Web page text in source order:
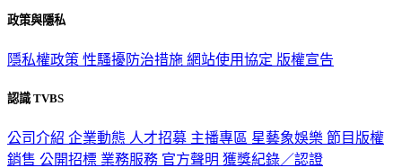
政策與隱私
隱私權政策 性騷擾防治措施 網站使用協定 版權宣告
認識 TVBS
公司介紹 企業動態 人才招募 主播專區 星藝象娛樂 節目版權
銷售 公開招標 業務服務 官方聲明 獲獎紀錄／認證